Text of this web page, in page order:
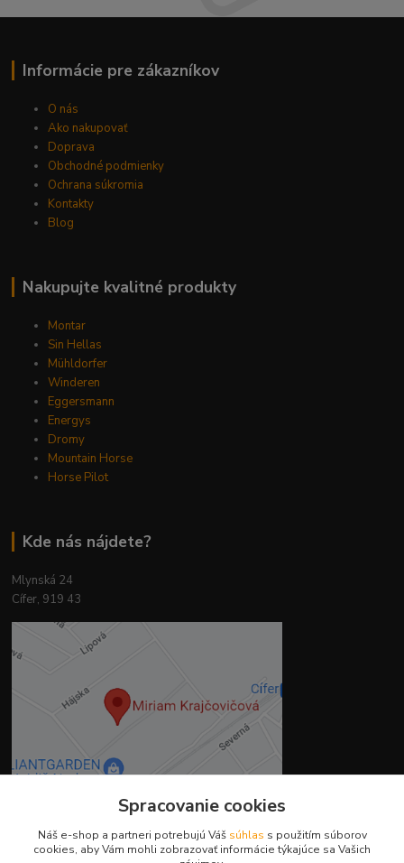
Informácie pre zákazníkov
O nás
Ako nakupovať
Doprava
Obchodné podmienky
Ochrana súkromia
Kontakty
Blog
Nakupujte kvalitné produkty
Montar
Sin Hellas
Mühldorfer
Winderen
Eggersmann
Energys
Dromy
Mountain Horse
Horse Pilot
Kde nás nájdete?
Mlynská 24
Cífer, 919 43
Kontakty
Spracovanie cookies
Náš e-shop a partneri potrebujú Váš súhlas s použitím súborov
cookies, aby Vám mohli zobrazovať informácie týkajúce sa Vašich